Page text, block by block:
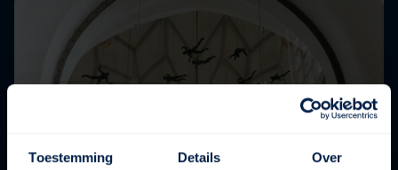
Toestemming Details Over